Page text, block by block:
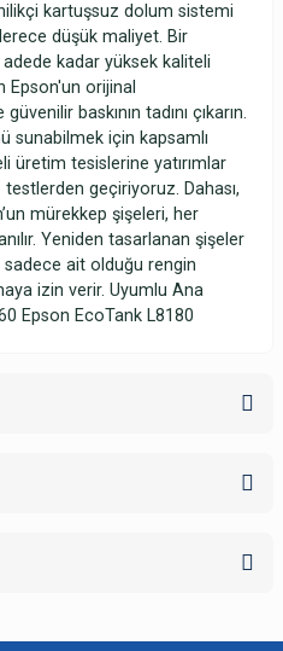
kartuşsuz dolum sistemi
düşük maliyet. Bir
kadar yüksek kaliteli
Epson'un orijinal
baskının tadını çıkarın.
sunabilmek için kapsamlı
üretim tesislerine yatırımlar
geçiriyoruz. Dahası,
mürekkep şişeleri, her
Yeniden tasarlanan şişeler
ait olduğu rengin
izin verir. Uyumlu Ana
Epson EcoTank L8180